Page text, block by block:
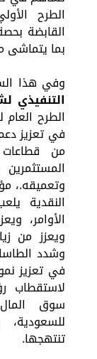
الطرح
بما يتماشى
وفي هذا
التنفيذي
الطرح
في تعزيز
من
وتعميقه.،
النقدية
الأوامر،
ويعزز من
وشدد
في تعزيز
لاستقطاب
سوق
تنتهجها.